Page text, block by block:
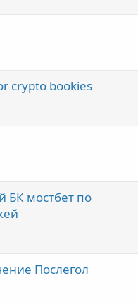
crypto bookies
мостбет по
Послегол